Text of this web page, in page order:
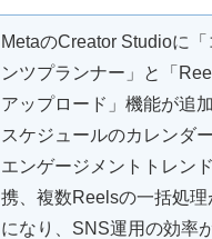
MetaのCreator Studioに「
ンツプランナー」と「
アップロード」機能が追
スケジュールのカレンダー
エンゲージメントトレン
携、複数Reelsの一括処理
になり、SNS運用の効率